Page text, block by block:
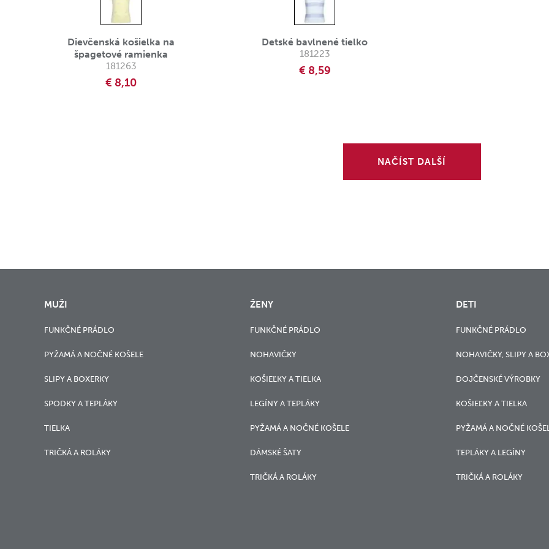
Dievčenská košielka na
špagetové ramienka
181263
€ 8,10
Detské bavlnené tielko
181223
€ 8,59
NAČÍST DALŠÍ
MUŽI
FUNKČNÉ PRÁDLO
PYŽAMÁ A NOČNÉ KOŠELE
SLIPY A BOXERKY
SPODKY A TEPLÁKY
TIELKA
TRIČKÁ A ROLÁKY
ŽENY
FUNKČNÉ PRÁDLO
NOHAVIČKY
KOŠIEĽKY A TIELKA
LEGÍNY A TEPLÁKY
PYŽAMÁ A NOČNÉ KOŠELE
DÁMSKÉ ŠATY
TRIČKÁ A ROLÁKY
DETI
FUNKČNÉ PRÁDLO
NOHAVIČKY, SLIPY A
DOJČENSKÉ VÝROBKY
KOŠIEĽKY A TIELKA
PYŽAMÁ A NOČNÉ
TEPLÁKY A LEGÍNY
TRIČKÁ A ROLÁKY